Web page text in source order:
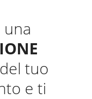
una
del tuo
e ti